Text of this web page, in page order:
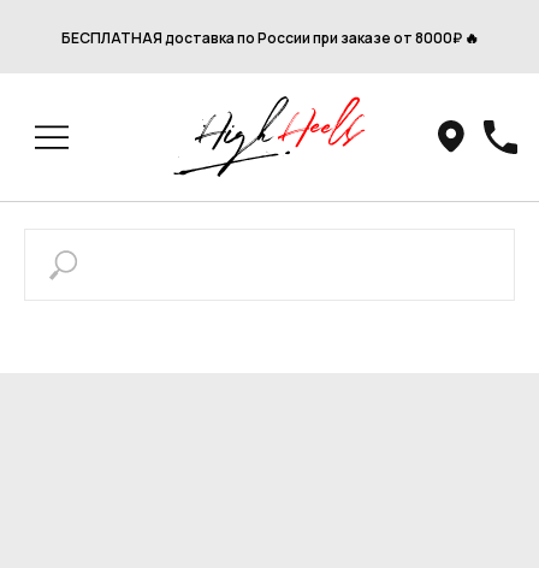
БЕСПЛАТНАЯ доставка по России при заказе от 8000₽ 🔥